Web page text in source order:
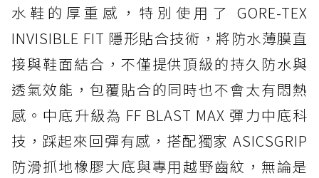
水鞋的厚重感，特別使用了 GORE-TEX
INVISIBLE FIT 隱形貼合技術，將防水薄膜直
接與鞋面結合，不僅提供頂級的持久防水與
透氣效能，包覆貼合的同時也不會太有悶熱
感。中底升級為 FF BLAST MAX 彈力中底科
技，踩起來回彈有感，搭配獨家 ASICSGRIP
防滑抓地橡膠大底與專用越野齒紋，無論是